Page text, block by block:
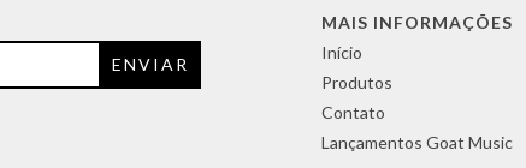
MAIS INFORMAÇÕES
Início
Produtos
Contato
Lançamentos Goat Music